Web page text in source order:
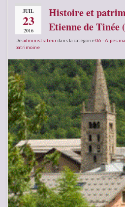
JUIL
23
2016
Histoire et
Etienne de
Deadministrateurdans la catégorie06 - Alpes
patrimoine